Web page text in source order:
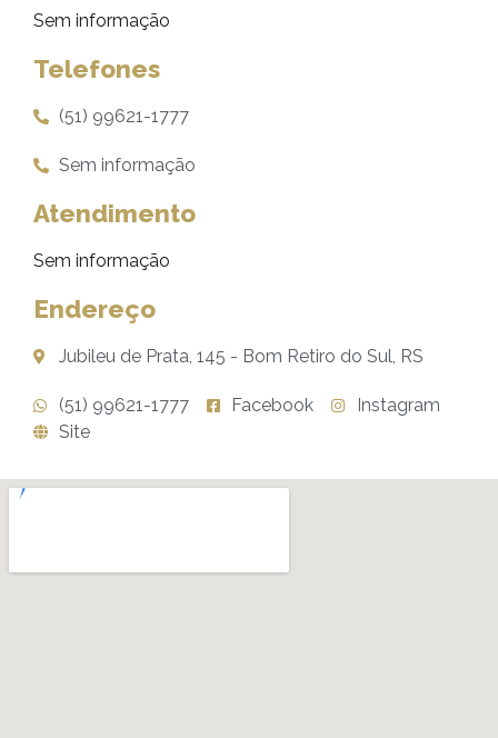
Sem informação
Telefones
(51) 99621-1777
Sem informação
Atendimento
Sem informação
Endereço
Jubileu de Prata, 145 - Bom Retiro do Sul, RS
(51) 99621-1777 Facebook
Instagram
Site